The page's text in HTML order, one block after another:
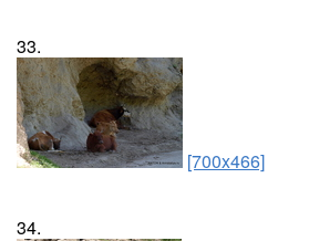
33.
[700x466]
34.